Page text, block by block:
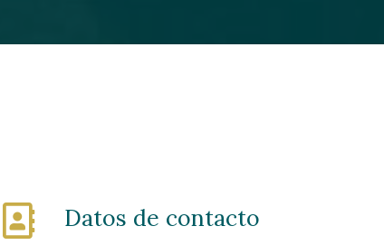
Datos de contacto